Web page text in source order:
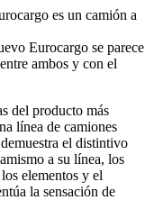
es un camión a
Eurocargo se parece
ambos y con el
del producto más
línea de camiones
el distintivo
a su línea, los
elementos y el
la sensación de